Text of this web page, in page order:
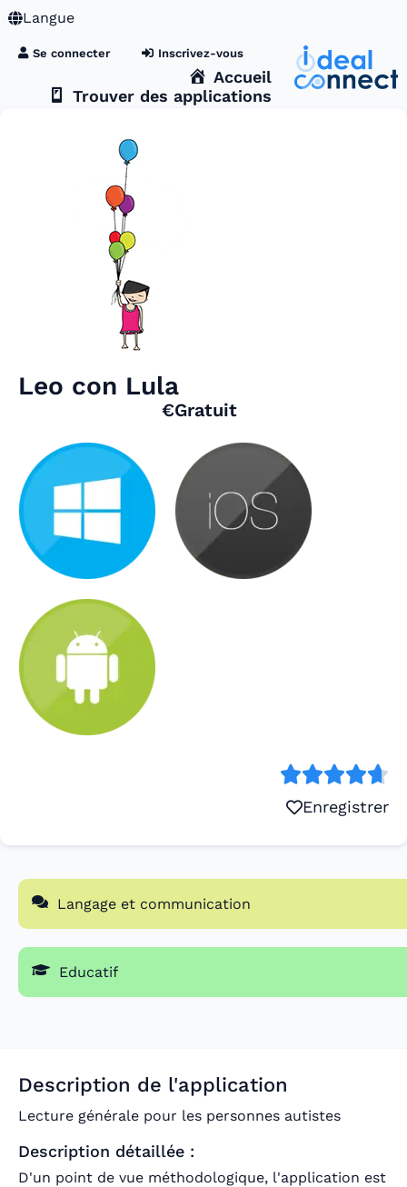
Langue
Se connecter Inscrivez-vous
Accueil
Trouver des applications
Leo con Lula
€Gratuit
Enregistrer
Langage et communication
Educatif
Description de l'application
Lecture générale pour les personnes autistes
Description détaillée :
D'un point de vue méthodologique, l'application est